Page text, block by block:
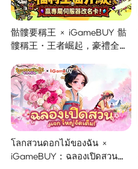
骷髏要稱王 × iGameBUY 骷
髏稱王・王者崛起，豪禮全面
โลกสวนดอกไม้ของฉัน ×
iGameBUY : ฉลองเปิดสวน